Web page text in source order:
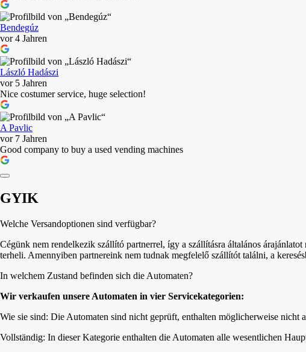
Bendegúz
vor 4 Jahren
László Hadászi
vor 5 Jahren
Nice costumer service, huge selection!
A Pavlic
vor 7 Jahren
Good company to buy a used vending machines
GYIK
Welche Versandoptionen sind verfügbar?
Cégünk nem rendelkezik szállító partnerrel, így a szállításra általános
terheli. Amennyiben partnereink nem tudnak megfelelő szállítót találni, a
In welchem Zustand befinden sich die Automaten?
Wir verkaufen unsere Automaten in vier Servicekategorien:
Wie sie sind: Die Automaten sind nicht geprüft, enthalten möglicherweise
Vollständig: In dieser Kategorie enthalten die Automaten alle wesentlichen